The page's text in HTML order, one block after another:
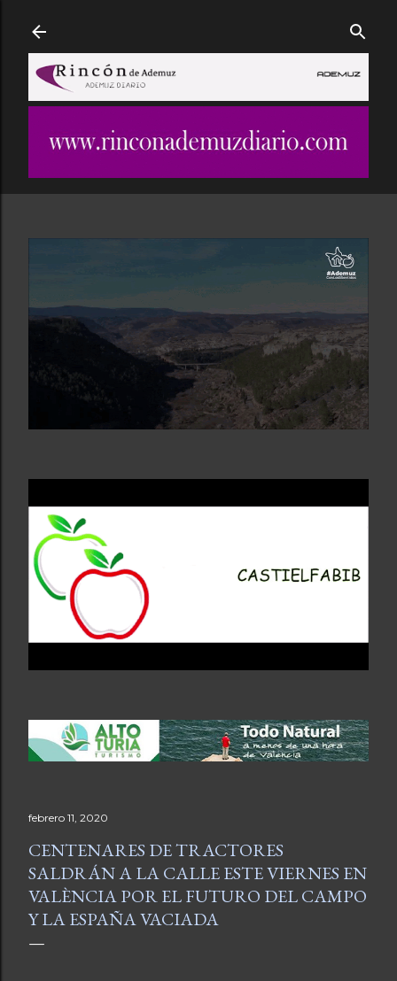
febrero 11, 2020
CENTENARES DE TRACTORES
SALDRÁN A LA CALLE ESTE VIERNES EN
VALÈNCIA POR EL FUTURO DEL CAMPO
Y LA ESPAÑA VACIADA